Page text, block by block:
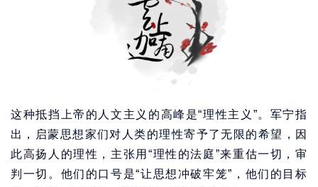
这种抵挡上帝的人文主义的高峰是“理性主义”。军宁指
出，启蒙思想家们对人类的理性寄予了无限的希望，因
此高扬人的理性，主张用“理性的法庭”来重估一切，审
判一切。他们的口号是“让思想冲破牢笼”，他们的目标